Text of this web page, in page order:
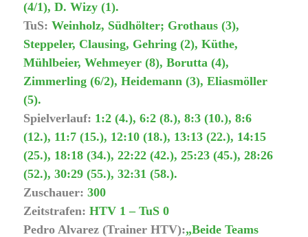
(4/1), D. Wizy (1).
TuS: Weinholz, Südhölter; Grothaus (3),
Steppeler, Clausing, Gehring (2), Küthe,
Mühlbeier, Wehmeyer (8), Borutta (4),
Zimmerling (6/2), Heidemann (3), Eliasmöller
(5).
Spielverlauf: 1:2 (4.), 6:2 (8.), 8:3 (10.), 8:6
(12.), 11:7 (15.), 12:10 (18.), 13:13 (22.), 14:15
(25.), 18:18 (34.), 22:22 (42.), 25:23 (45.), 28:26
(52.), 30:29 (55.), 32:31 (58.).
Zuschauer: 300
Zeitstrafen: HTV 1 – TuS 0
Pedro Alvarez (Trainer HTV):„Beide Teams